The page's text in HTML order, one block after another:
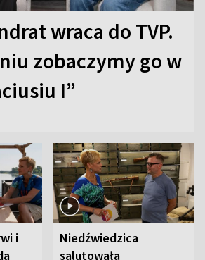
wraca do TVP.
zobaczymy go w
I”
i
Niedźwiedzica
salutowała